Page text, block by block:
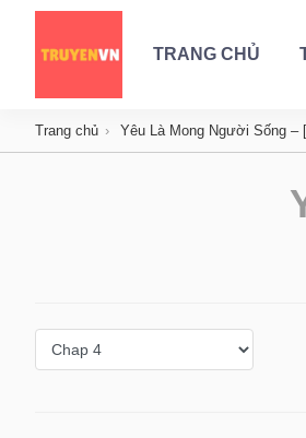
TRANG CHỦ
Trang chủ Yêu Là Mong Người Sống –